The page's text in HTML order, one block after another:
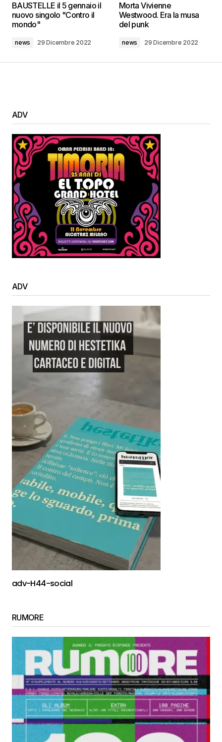
BAUSTELLE il 5 gennaio il
nuovo singolo "Contro il
mondo"
news 29 Dicembre 2022
Morta Vivienne
Westwood. Era la musa
del punk
news 29 Dicembre 2022
ADV
ADV
adv-H44-social
RUMORE